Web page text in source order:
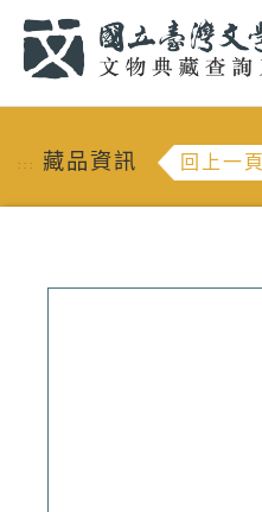
::: 藏品資訊 回上一頁